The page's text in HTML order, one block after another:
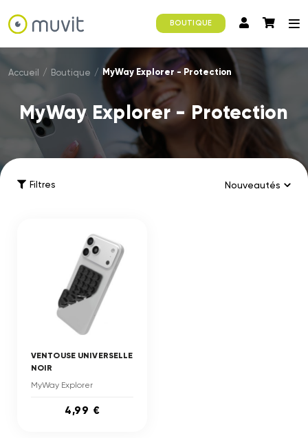
BOUTIQUE
Accueil / Boutique / MyWay Explorer - Protection
MyWay Explorer - Protection
Filtres
VENTOUSE UNIVERSELLE
NOIR
MyWay Explorer
4,99 €